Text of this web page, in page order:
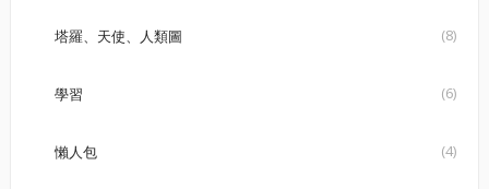
塔羅、天使、人類圖 (8)
學習 (6)
懶人包 (4)